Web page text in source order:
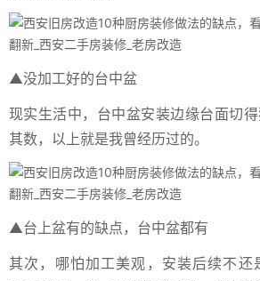
▲没加工好的台中盆
现实生活中，台中盆安装边缘台面切
其数，以上就是我曾经历过的。
▲台上盆有的缺点，台中盆都有
其次，哪怕加工美观，安装后续不还